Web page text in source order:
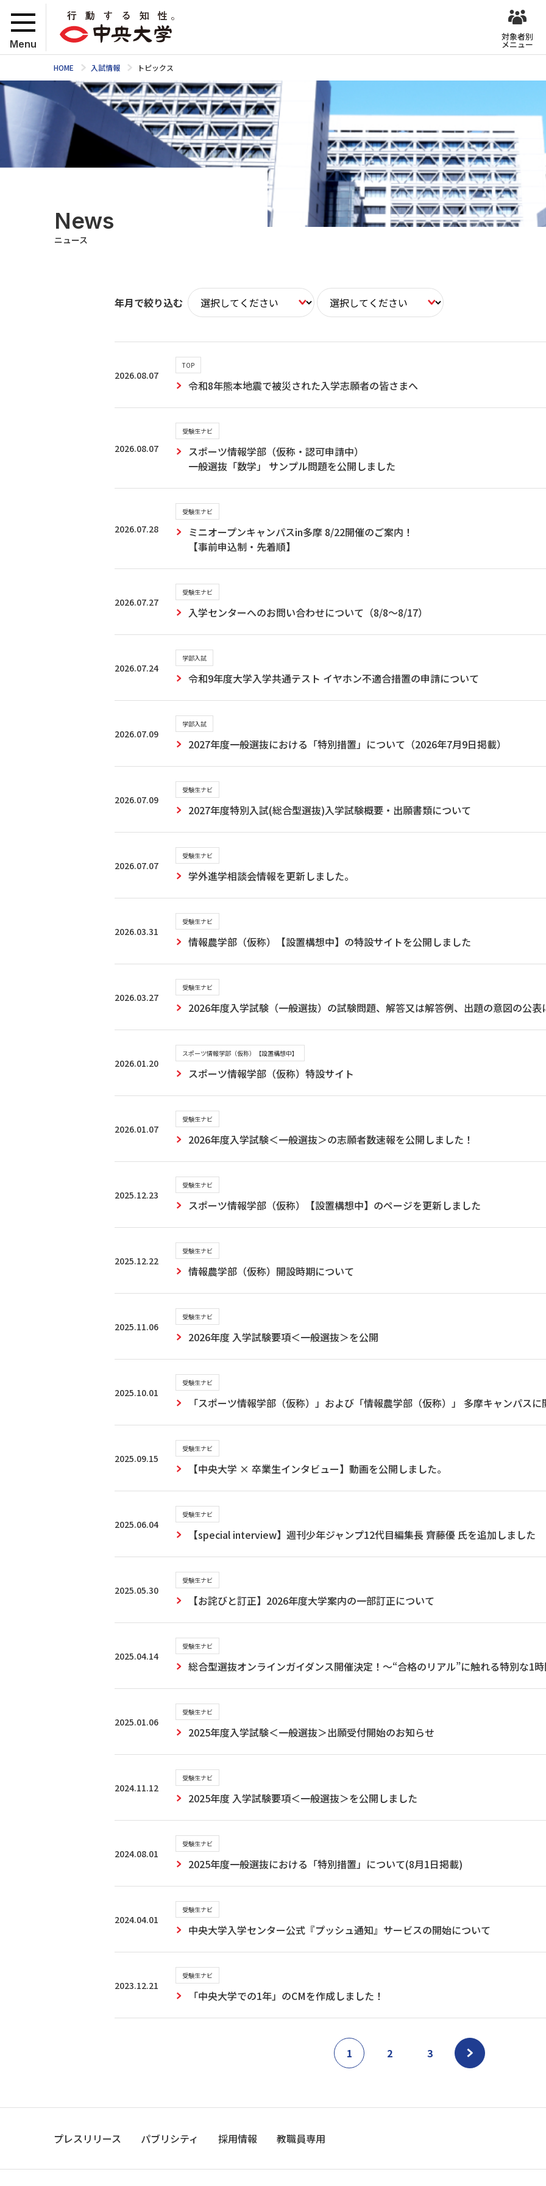
Menu
対象者別
メニュー
HOME 入試情報 トピックス
News
ニュース
年月で絞り込む
2026.08.07
TOP
令和8年熊本地震で被災された入学志願者の皆さまへ
2026.08.07
受験生ナビ
スポーツ情報学部（仮称・認可申請中）
一般選抜「数学」 サンプル問題を公開しました
2026.07.28
受験生ナビ
ミニオープンキャンパスin多摩 8/22開催のご案内！
【事前申込制・先着順】
2026.07.27
受験生ナビ
入学センターへのお問い合わせについて（8/8～8/17）
2026.07.24
学部入試
令和9年度大学入学共通テスト イヤホン不適合措置の申請について
2026.07.09
学部入試
2027年度一般選抜における「特別措置」について（2026年7月9日掲載）
2026.07.09
受験生ナビ
2027年度特別入試(総合型選抜)入学試験概要・出願書類について
2026.07.07
受験生ナビ
学外進学相談会情報を更新しました。
2026.03.31
受験生ナビ
情報農学部（仮称）【設置構想中】の特設サイトを公開しました
2026.03.27
受験生ナビ
2026年度入学試験（一般選抜）の試験問題、解答又は解答例、出題の意図の公表
2026.01.20
スポーツ情報学部（仮称）【設置構想中】
スポーツ情報学部（仮称）特設サイト
2026.01.07
受験生ナビ
2026年度入学試験＜一般選抜＞の志願者数速報を公開しました！
2025.12.23
受験生ナビ
スポーツ情報学部（仮称）【設置構想中】のページを更新しました
2025.12.22
受験生ナビ
情報農学部（仮称）開設時期について
2025.11.06
受験生ナビ
2026年度 入学試験要項＜一般選抜＞を公開
2025.10.01
受験生ナビ
「スポーツ情報学部（仮称）」および「情報農学部（仮称）」 多摩キャンパス
2025.09.15
受験生ナビ
【中央大学 × 卒業生インタビュー】動画を公開しました。
2025.06.04
受験生ナビ
【special interview】週刊少年ジャンプ12代目編集長 齊藤優 氏を追加しました
2025.05.30
受験生ナビ
【お詫びと訂正】2026年度大学案内の一部訂正について
2025.04.14
受験生ナビ
総合型選抜オンラインガイダンス開催決定！～“合格のリアル”に触れる特別な1
2025.01.06
受験生ナビ
2025年度入学試験＜一般選抜＞出願受付開始のお知らせ
2024.11.12
受験生ナビ
2025年度 入学試験要項＜一般選抜＞を公開しました
2024.08.01
受験生ナビ
2025年度一般選抜における「特別措置」について(8月1日掲載)
2024.04.01
受験生ナビ
中央大学入学センター公式『プッシュ通知』サービスの開始について
2023.12.21
受験生ナビ
「中央大学での1年」のCMを作成しました！
1 2 3
プレスリリース パブリシティ 採用情報 教職員専用